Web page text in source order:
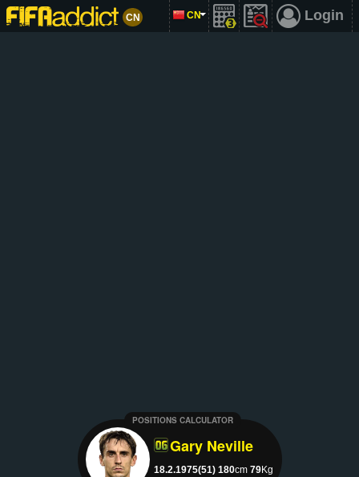
CN CN Login
POSITIONS CALCULATOR
Gary Neville
18.2.1975(51) 180cm 79Kg